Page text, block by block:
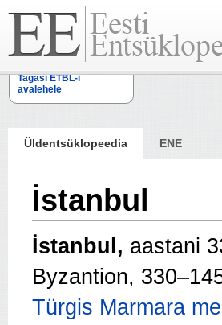
Tagasi ETBL-i
avalehele
Üldentsüklopeedia ENE
İstanbul
İstanbul, aastani
Byzantion,
Türgis Marmara